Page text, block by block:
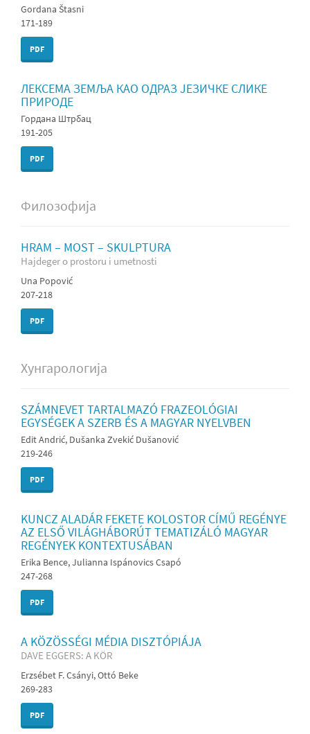
Gordana Štasni
171-189
PDF
ЛЕКСЕМA ЗЕМЉА КАО ОДРАЗ ЈЕЗИЧКЕ СЛИКЕ
ПРИРОДЕ
Гордана Штрбац
191-205
PDF
Филозофија
HRAM – MOST – SKULPTURA
Hajdeger o prostoru i umetnosti
Una Popović
207-218
PDF
Хунгарологија
SZÁMNEVET TARTALMAZÓ FRAZEOLÓGIAI
EGYSÉGEK A SZERB ÉS A MAGYAR NYELVBEN
Edit Andrić, Dušanka Zvekić Dušanović
219-246
PDF
KUNCZ ALADÁR FEKETE KOLOSTOR CÍMŰ REGÉNYE
AZ ELSŐ VILÁGHÁBORÚT TEMATIZÁLÓ MAGYAR
REGÉNYEK KONTEXTUSÁBAN
Erika Bence, Julianna Ispánovics Csapó
247-268
PDF
A KÖZÖSSÉGI MÉDIA DISZTÓPIÁJA
DAVE EGGERS: A KÖR
Erzsébet F. Csányi, Ottó Beke
269-283
PDF